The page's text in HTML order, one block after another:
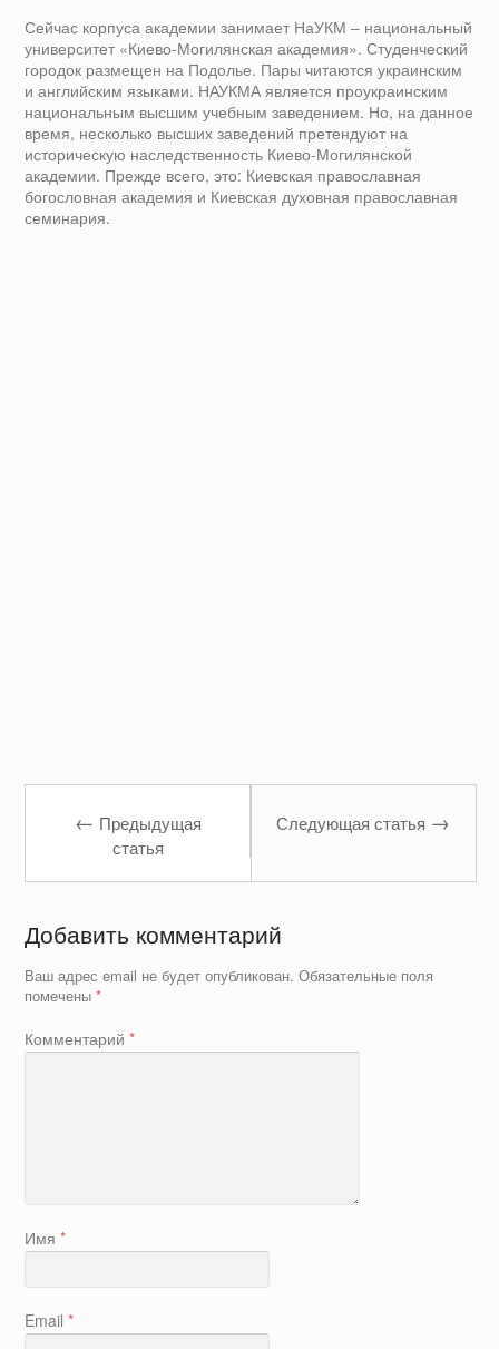
Сейчас корпуса академии занимает НаУКМ – национальный
университет «Киево-Могилянская академия». Студенческий
городок размещен на Подолье. Пары читаются украинским
и английским языками. НАУКМА является проукраинским
национальным высшим учебным заведением. Но, на данное
время, несколько высших заведений претендуют на
историческую наследственность Киево-Могилянской
академии. Прежде всего, это: Киевская православная
богословная академия и Киевская духовная православная
семинария.
← Предыдущая
статья
Следующая статья →
Добавить комментарий
Ваш адрес email не будет опубликован. Обязательные поля
помечены*
Комментарий*
Имя*
Email*